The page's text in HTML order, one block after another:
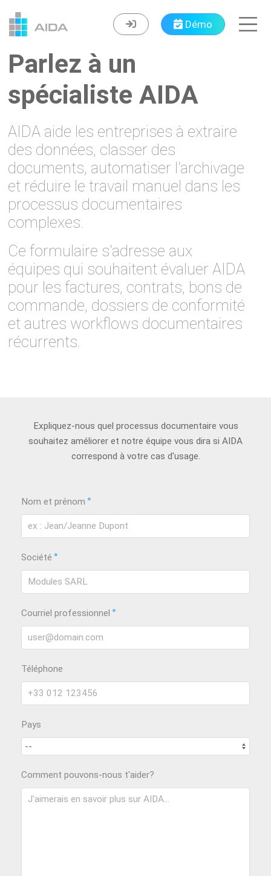
Démo
Parlez à un
spécialiste AIDA
AIDA aide les entreprises à extraire
des données, classer des
documents, automatiser l'archivage
et réduire le travail manuel dans les
processus documentaires
complexes.
Ce formulaire s'adresse aux
équipes qui souhaitent évaluer AIDA
pour les factures, contrats, bons de
commande, dossiers de conformité
et autres workflows documentaires
récurrents.
Expliquez-nous quel processus documentaire vous
souhaitez améliorer et notre équipe vous dira si AIDA
correspond à votre cas d'usage.
Nom et prénom *
Société *
Courriel professionnel *
Téléphone
Pays
Comment pouvons-nous t'aider?